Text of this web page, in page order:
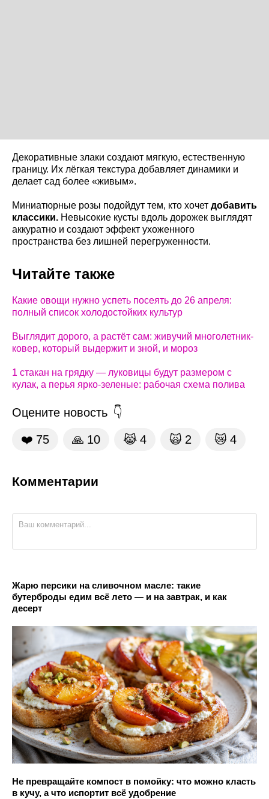
Декоративные злаки создают мягкую, естественную
границу. Их лёгкая текстура добавляет динамики и
делает сад более «живым».
Миниатюрные розы подойдут тем, кто хочет добавить
классики. Невысокие кусты вдоль дорожек выглядят
аккуратно и создают эффект ухоженного
пространства без лишней перегруженности.
Читайте также
Какие овощи нужно успеть посеять до 26 апреля:
полный список холодостойких культур
Выглядит дорого, а растёт сам: живучий многолетник-
ковер, который выдержит и зной, и мороз
1 стакан на грядку — луковицы будут размером с
кулак, а перья ярко-зеленые: рабочая схема полива
Оцените новость
❤️ 75 🙏 10 😹 4 🙀 2 😿 4
Комментарии
Жарю персики на сливочном масле: такие
бутерброды едим всё лето — и на завтрак, и как
десерт
Не превращайте компост в помойку: что можно класть
в кучу, а что испортит всё удобрение